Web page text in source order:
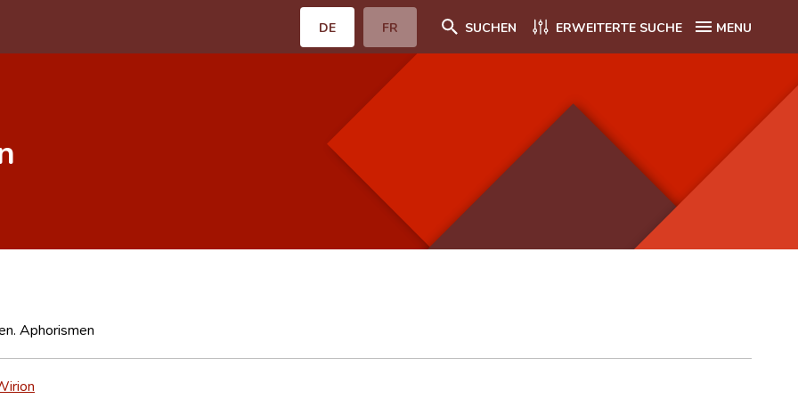
DE FR SUCHEN ERWEITERTE SUCHE MENU
Aphorismen